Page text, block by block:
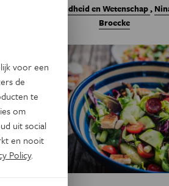
Gezondheid en Wetenschap,
Broecke
voor een
de
te
om
uit social
en nooit
Policy.